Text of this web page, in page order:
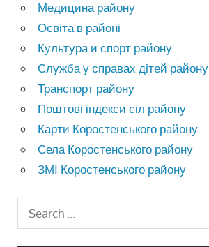
Медицина району
Освіта в районі
Культура и спорт району
Служба у справах дітей району
Транспорт району
Поштові індекси сіл району
Карти Коростенського району
Села Коростенського району
ЗМІ Коростенського району